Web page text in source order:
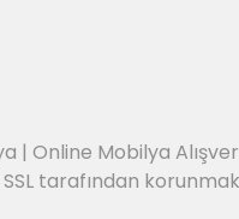
| Online Mobilya
tarafından